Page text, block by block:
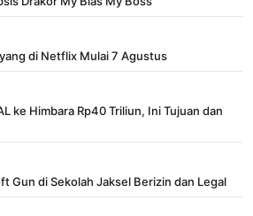
di Netflix Mulai 7 Agustus
ke Himbara Rp40 Triliun, Ini Tujuan dan
Gun di Sekolah Jaksel Berizin dan Legal